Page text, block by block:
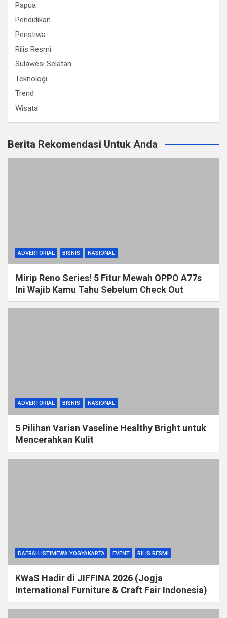
Papua
Pendidikan
Peristiwa
Rilis Resmi
Sulawesi Selatan
Teknologi
Trend
Wisata
Berita Rekomendasi Untuk Anda
ADVERTORIAL BISNIS NASIONAL
Mirip Reno Series! 5 Fitur Mewah OPPO A77s
Ini Wajib Kamu Tahu Sebelum Check Out
ADVERTORIAL BISNIS NASIONAL
5 Pilihan Varian Vaseline Healthy Bright untuk
Mencerahkan Kulit
DAERAH ISTIMEWA YOGYAKARTA EVENT RILIS RESMI
KWaS Hadir di JIFFINA 2026 (Jogja
International Furniture & Craft Fair Indonesia)